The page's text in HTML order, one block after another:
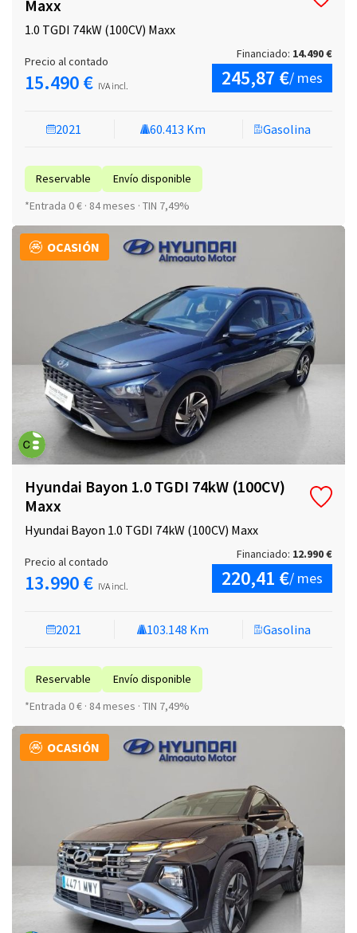
Maxx
1.0 TGDI 74kW (100CV) Maxx
2021 60.413 Km Gasolina
Reservable
Envío disponible
*Entrada 0 € · 84 meses · TIN 7,49%
Precio al contado
15.490 € IVA incl.
Financiado: 14.490 €
245,87 €/ mes
OCASIÓN
Hyundai Bayon 1.0 TGDI 74kW (100CV)
Maxx
Hyundai Bayon 1.0 TGDI 74kW (100CV) Maxx
2021 103.148 Km Gasolina
Reservable
Envío disponible
*Entrada 0 € · 84 meses · TIN 7,49%
Precio al contado
13.990 € IVA incl.
Financiado: 12.990 €
220,41 €/ mes
OCASIÓN